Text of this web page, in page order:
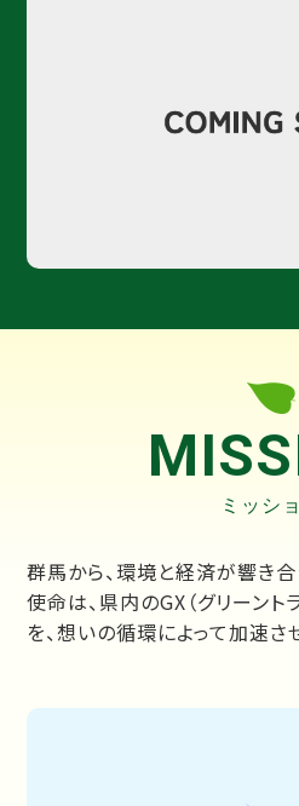
ミッシ
群馬から、環境と経済が響き
使命は、県内のGX（グリーント
を、想いの循環によって加速さ